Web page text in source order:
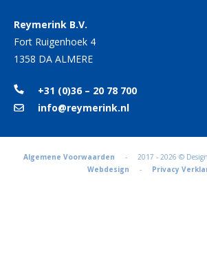
Reymerink B.V.
Fort Ruigenhoek 4
1358 DA ALMERE
+31 (0)36 – 20 78 700
info@reymerink.nl
Algemene Voorwaarden - 2017 - 2026 © Design
Webdesign - Privacy